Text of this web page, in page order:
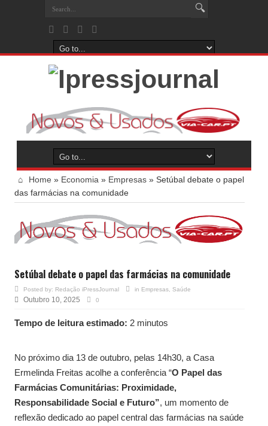
Home » Economia » Empresas » Setúbal debate o papel
das farmácias na comunidade
Setúbal debate o papel das farmácias na comunidade
Posted by: Redação iPressJournal in Empresas Saúde
Outubro 10, 2025 0
Tempo de leitura estimado: 2 minutos
No próximo dia 13 de outubro, pelas 14h30, a Casa
Ermelinda Freitas acolhe a conferência “O Papel das
Farmácias Comunitárias: Proximidade,
Responsabilidade Social e Futuro”, um momento de
reflexão dedicado ao papel central das farmácias na saúde